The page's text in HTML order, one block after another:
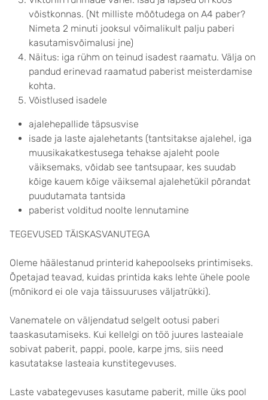
võistkonnas. (Nt milliste mõõtudega on A4 paber?
Nimeta 2 minuti jooksul võimalikult palju paberi
kasutamisvõimalusi jne)
Näitus: iga rühm on teinud isadest raamatu. Välja on
pandud erinevad raamatud paberist meisterdamise
kohta.
Võistlused isadele
ajalehepallide täpsusvise
isade ja laste ajalehetants (tantsitakse ajalehel, iga
muusikakatkestusega tehakse ajaleht poole
väiksemaks, võidab see tantsupaar, kes suudab
kõige kauem kõige väiksemal ajalehetükil põrandat
puudutamata tantsida
paberist volditud noolte lennutamine
TEGEVUSED TÄISKASVANUTEGA
Oleme häälestanud printerid kahepoolseks printimiseks.
Õpetajad teavad, kuidas printida kaks lehte ühele poole
(mõnikord ei ole vaja täissuuruses väljatrükki).
Vanematele on väljendatud selgelt ootusi paberi
taaskasutamiseks. Kui kellelgi on töö juures lasteaiale
sobivat paberit, pappi, poole, karpe jms, siis need
kasutatakse lasteaia kunstitegevuses.
Laste vabategevuses kasutame paberit, mille üks pool